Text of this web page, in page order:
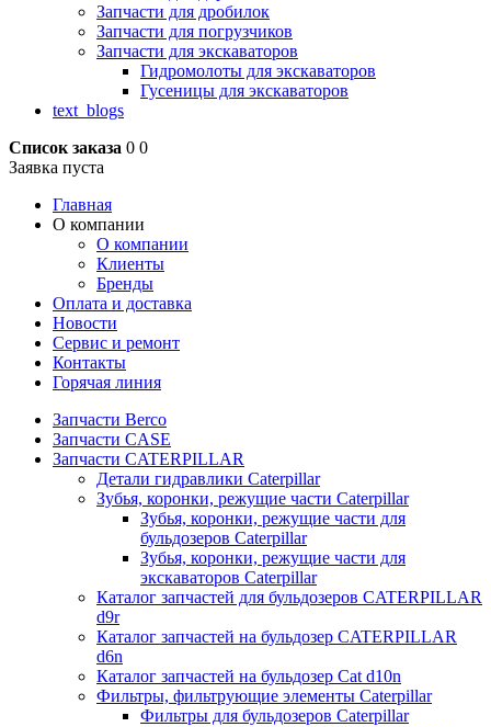
Запчасти для дробилок
Запчасти для погрузчиков
Запчасти для экскаваторов
Гидромолоты для экскаваторов
Гусеницы для экскаваторов
text_blogs
Список заказа 0 0
Заявка пуста
Главная
О компании
О компании
Клиенты
Бренды
Оплата и доставка
Новости
Сервис и ремонт
Контакты
Горячая линия
Запчасти Berco
Запчасти CASE
Запчасти CATERPILLAR
Детали гидравлики Caterpillar
Зубья, коронки, режущие части Caterpillar
Зубья, коронки, режущие части для
бульдозеров Caterpillar
Зубья, коронки, режущие части для
экскаваторов Caterpillar
Каталог запчастей для бульдозеров CATERPILLAR
d9r
Каталог запчастей на бульдозер CATERPILLAR
d6n
Каталог запчастей на бульдозер Сat d10n
Фильтры, фильтрующие элементы Caterpillar
Фильтры для бульдозеров Caterpillar